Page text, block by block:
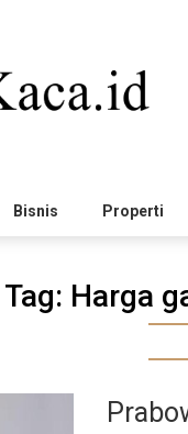
Bisnis Properti
Tag: Harga